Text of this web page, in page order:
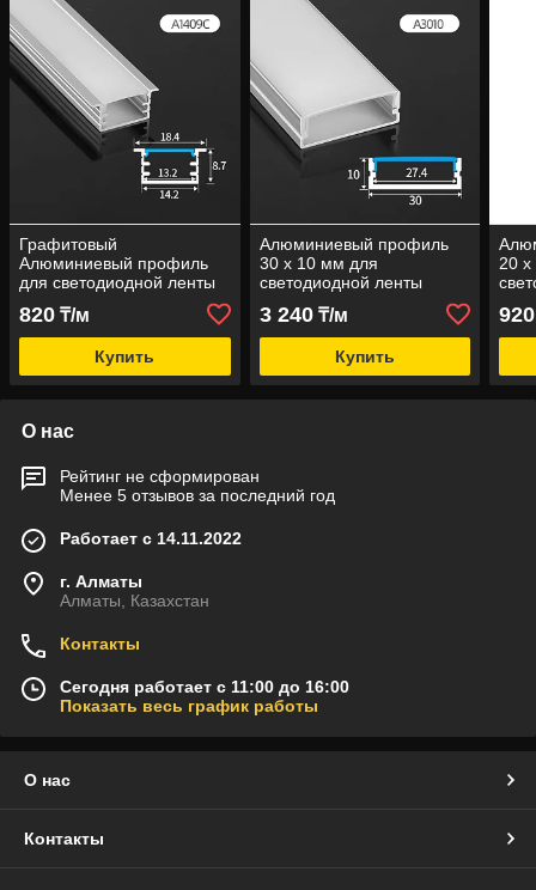
Графитовый
Алюминиевый профиль
для светодиодной ленты
14мм х 9мм
встраиваемый
820 ₸/м
Купить
Алюминиевый профиль
30 х 10 мм для
светодиодной ленты
3 240₸/м
Купить
20
920
О нас
Рейтинг не сформирован
Менее 5 отзывов за последний год
Работает с 14.11.2022
г. Алматы
Алматы, Казахстан
Контакты
Сегодня работает с 11:00 до 16:00
Показать весь график работы
О нас
Контакты